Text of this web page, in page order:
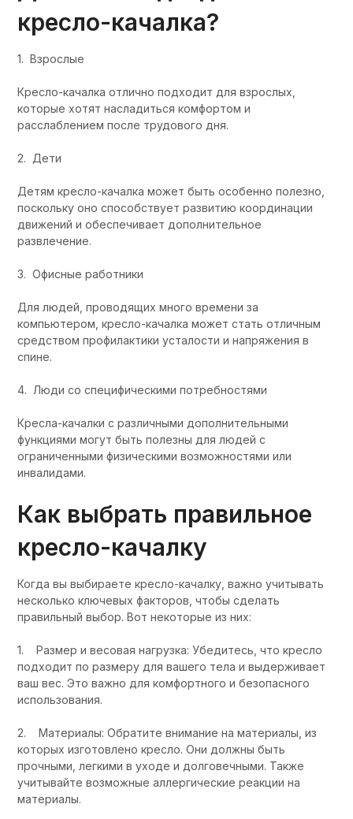
кресло-качалка?
1. Взрослые
Кресло-качалка отлично подходит для взрослых,
которые хотят насладиться комфортом и
расслаблением после трудового дня.
2. Дети
Детям кресло-качалка может быть особенно полезно,
поскольку оно способствует развитию координации
движений и обеспечивает дополнительное
развлечение.
3. Офисные работники
Для людей, проводящих много времени за
компьютером, кресло-качалка может стать отличным
средством профилактики усталости и напряжения в
спине.
4. Люди со специфическими потребностями
Кресла-качалки с различными дополнительными
функциями могут быть полезны для людей с
ограниченными физическими возможностями или
инвалидами.
Как выбрать правильное
кресло-качалку
Когда вы выбираете кресло-качалку, важно учитывать
несколько ключевых факторов, чтобы сделать
правильный выбор. Вот некоторые из них:
1. Размер и весовая нагрузка: Убедитесь, что кресло
подходит по размеру для вашего тела и выдерживает
ваш вес. Это важно для комфортного и безопасного
использования.
2. Материалы: Обратите внимание на материалы, из
которых изготовлено кресло. Они должны быть
прочными, легкими в уходе и долговечными. Также
учитывайте возможные аллергические реакции на
материалы.